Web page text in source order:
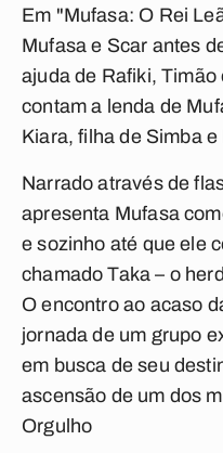
Em "Mufasa: O Rei
Mufasa e Scar antes
ajuda de Rafiki,
contam a lenda de
Kiara, filha de Simba e
Narrado através de
apresenta Mufasa
e sozinho até que ele
chamado Taka – o
O encontro ao acaso
jornada de um grupo
em busca de seu
ascensão de um dos
Orgulho